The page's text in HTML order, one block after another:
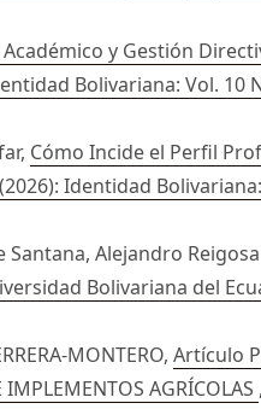
y Gestión
Bolivariana: Vol. 10
Cómo Incide el Perfil
Identidad
Santana, Alejandro
Bolivariana del
MONTERO,Artículo
AGRÍCOLAS